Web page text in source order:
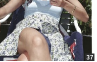
37